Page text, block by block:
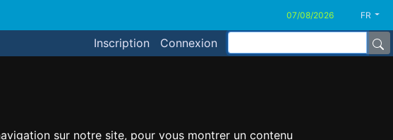
sur notre site, pour vous montrer un contenu
FR
Inscription Connexion